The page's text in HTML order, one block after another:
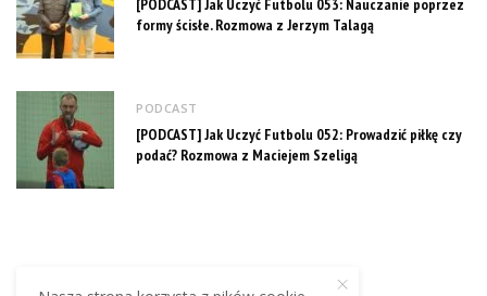
[PODCAST] Jak Uczyć Futbolu 053: Nauczanie poprzez
formy ścisłe. Rozmowa z Jerzym Talagą
PODCAST
[PODCAST] Jak Uczyć Futbolu 052: Prowadzić piłkę czy
podać? Rozmowa z Maciejem Szeligą